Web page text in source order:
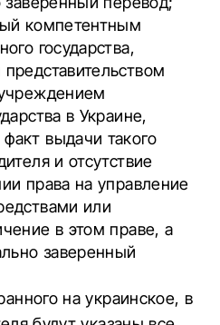
компетентным
государства,
в Украине,
выдачи такого
и отсутствие
права на управление
или
в этом праве, а
заверенный
на украинское, в